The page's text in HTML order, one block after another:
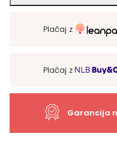
Blur
Plačaj z
Plačaj z
Garancija